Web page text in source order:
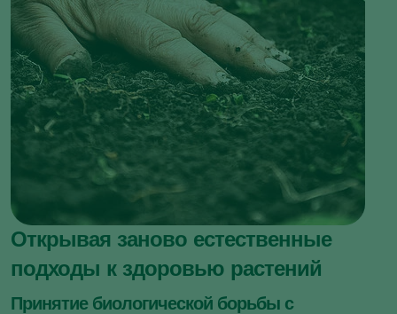
Открывая заново естественные
подходы к здоровью растений
Принятие биологической борьбы с